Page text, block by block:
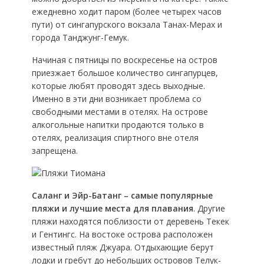
ежедневно ходит паром (более четырех часов
пути) от сингапурского вокзала Танах-Мерах и
города Танджунг-Гемук.
Начиная с пятницы по воскресенье на остров
приезжает большое количество сингапурцев,
которые любят проводят здесь выходные.
Именно в эти дни возникает проблема со
свободными местами в отелях. На острове
алкогольные напитки продаются только в
отелях, реализация спиртного вне отеля
запрещена.
Саланг и Эйр-Батанг – самые популярные
пляжи и лучшие места для плавания. Другие
пляжи находятся поблизости от деревень Текек
и Гентингс. На востоке острова расположен
известный пляж Джуара. Отдыхающие берут
лодки и гребут до небольших островов Телук-